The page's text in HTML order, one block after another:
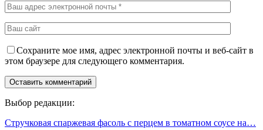
Сохраните мое имя, адрес электронной почты и веб-сайт в
этом браузере для следующего комментария.
Выбор редакции:
Стручковая спаржевая фасоль с перцем в томатном соусе на…